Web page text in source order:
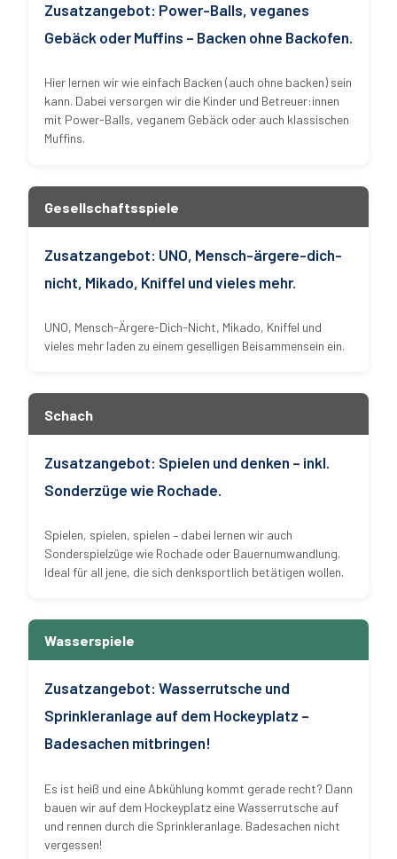
Zusatzangebot: Power-Balls, veganes
Gebäck oder Muffins – Backen ohne Backofen.
Hier lernen wir wie einfach Backen (auch ohne backen) sein
kann. Dabei versorgen wir die Kinder und Betreuer:innen
mit Power-Balls, veganem Gebäck oder auch klassischen
Muffins.
Gesellschaftsspiele
Zusatzangebot: UNO, Mensch-ärgere-dich-
nicht, Mikado, Kniffel und vieles mehr.
UNO, Mensch-Ärgere-Dich-Nicht, Mikado, Kniffel und
vieles mehr laden zu einem geselligen Beisammensein ein.
Schach
Zusatzangebot: Spielen und denken – inkl.
Sonderzüge wie Rochade.
Spielen, spielen, spielen – dabei lernen wir auch
Sonderspielzüge wie Rochade oder Bauernumwandlung.
Ideal für all jene, die sich denksportlich betätigen wollen.
Wasserspiele
Zusatzangebot: Wasserrutsche und
Sprinkleranlage auf dem Hockeyplatz –
Badesachen mitbringen!
Es ist heiß und eine Abkühlung kommt gerade recht? Dann
bauen wir auf dem Hockeyplatz eine Wasserrutsche auf
und rennen durch die Sprinkleranlage. Badesachen nicht
vergessen!